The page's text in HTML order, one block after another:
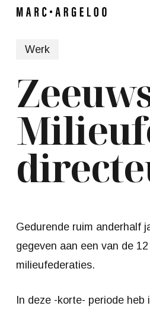
Skip
Werk
Gedurende ruim anderhalf
gegeven aan een van de
milieufederaties.
In deze -korte- periode heb